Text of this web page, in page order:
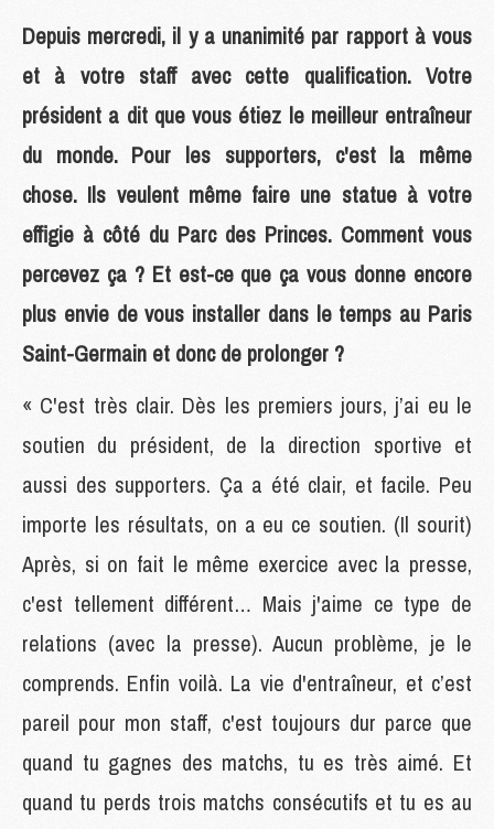
Depuis mercredi, il y a unanimité par rapport à vous
et à votre staff avec cette qualification. Votre
président a dit que vous étiez le meilleur entraîneur
du monde. Pour les supporters, c'est la même
chose. Ils veulent même faire une statue à votre
effigie à côté du Parc des Princes. Comment vous
percevez ça ? Et est-ce que ça vous donne encore
plus envie de vous installer dans le temps au Paris
Saint-Germain et donc de prolonger ?
« C'est très clair. Dès les premiers jours, j’ai eu le
soutien du président, de la direction sportive et
aussi des supporters. Ça a été clair, et facile. Peu
importe les résultats, on a eu ce soutien. (Il sourit)
Après, si on fait le même exercice avec la presse,
c'est tellement différent… Mais j'aime ce type de
relations (avec la presse). Aucun problème, je le
comprends. Enfin voilà. La vie d'entraîneur, et c’est
pareil pour mon staff, c'est toujours dur parce que
quand tu gagnes des matchs, tu es très aimé. Et
quand tu perds trois matchs consécutifs et tu es au